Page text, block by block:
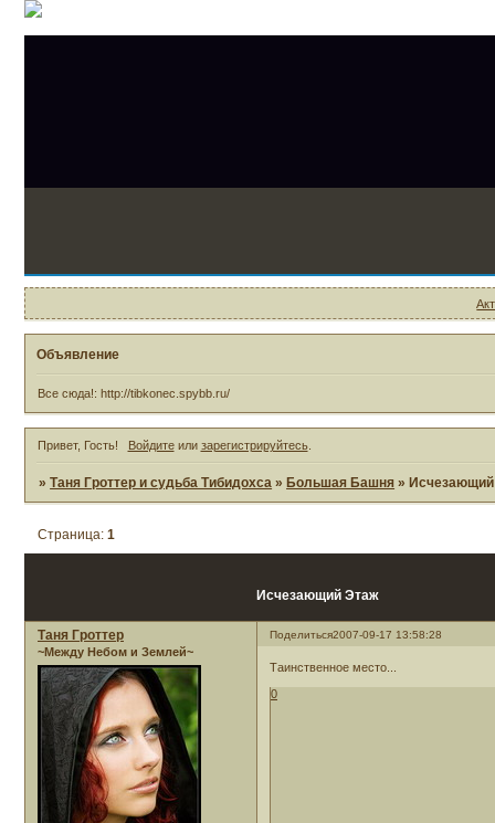
Объявление
Все сюда!: http://tibkonec.spybb.ru/
Привет, Гость! Войдитеили зарегистрируйтесь.
»Таня Гроттер и судьба Тибидохса »Большая Башня »
Исчезающий Этаж
Страница:1
Поделиться2007-09-17 13:58:28
Таня Гроттер
~Между Небом и Землей~
Таинственное место...
0